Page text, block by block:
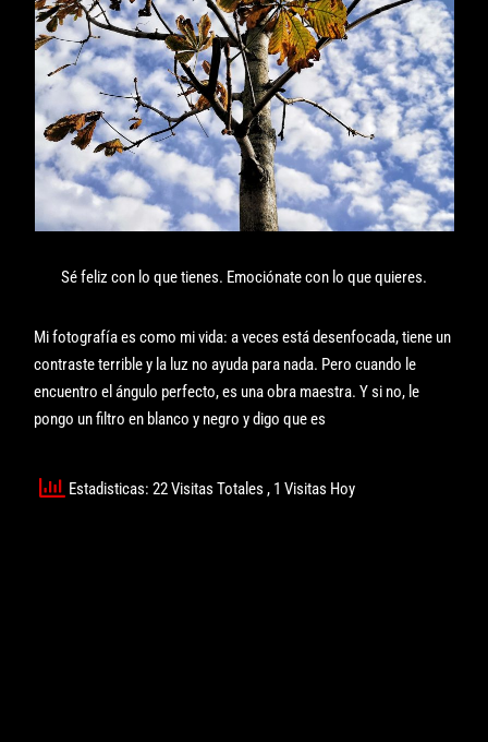
Sé feliz con lo que tienes. Emociónate con lo que quieres.
Mi fotografía es como mi vida: a veces está desenfocada, tiene un
contraste terrible y la luz no ayuda para nada. Pero cuando le
encuentro el ángulo perfecto, es una obra maestra. Y si no, le
pongo un filtro en blanco y negro y digo que es
Estadisticas: 22 Visitas Totales, 1 Visitas Hoy